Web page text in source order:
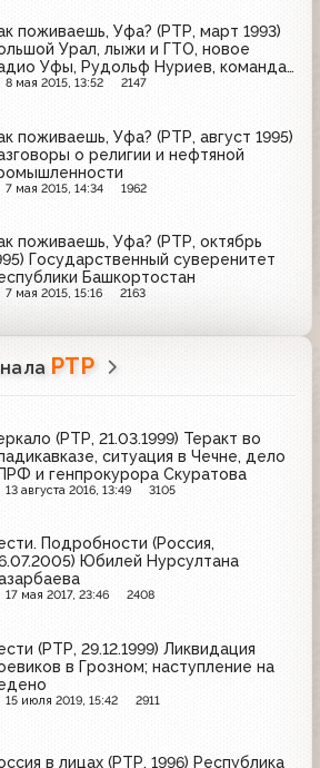
поживаешь, Уфа? (РТР, март 1993)
Урал, лыжи и ГТО, новое
Уфы, Рудольф Нуриев, команда
Юлаев", Рамазан
8 мая 2015, 13:52 2147
поживаешь, Уфа? (РТР, август 1995)
о религии и нефтяной
7 мая 2015, 14:34 1962
поживаешь, Уфа? (РТР, октябрь
Государственный суверенитет
Башкортостан
7 мая 2015, 15:16 2163
РТР
(РТР, 21.03.1999) Теракт во
ситуация в Чечне, дело
и генпрокурора Скуратова
13 августа 2016, 13:49 3105
Подробности (Россия,
Юбилей Нурсултана
17 мая 2017, 23:46 2408
(РТР, 29.12.1999) Ликвидация
в Грозном; наступление на
15 июля 2019, 15:42 2911
в лицах (РТР, 1996) Республика